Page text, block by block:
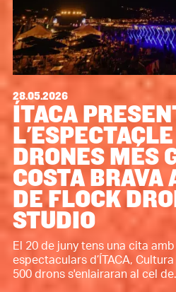
28.05.2026
ÍTACA
DRONES MÉS
COSTA BRAVA
DE FLOCK
STUDIO
El 20 de juny tens una cita
espectaculars d’ÍTACA,
500 drons s'enlairaran al cel